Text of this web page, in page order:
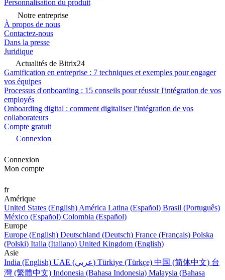
Personnalisation du produit
Notre entreprise
À propos de nous
Contactez-nous
Dans la presse
Juridique
Actualités de Bitrix24
Gamification en entreprise : 7 techniques et exemples pour engager
vos équipes
Processus d'onboarding : 15 conseils pour réussir l'intégration de vos
employés
Onboarding digital : comment digitaliser l'intégration de vos
collaborateurs
Compte gratuit
Connexion
Connexion
Mon compte
fr
Amérique
United States (English) América Latina (Español) Brasil (Português)
México (Español) Colombia (Español)
Europe
Europe (English) Deutschland (Deutsch) France (Français) Polska
(Polski) Italia (Italiano) United Kingdom (English)
Asie
India (English)
UAE (عربي) Türkiye (Türkçe) 中国 (简体中文) 台
灣 (繁體中文) Indonesia (Bahasa Indonesia) Malaysia (Bahasa